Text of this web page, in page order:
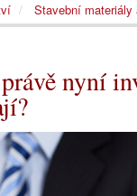
nyní
Stavební materiály